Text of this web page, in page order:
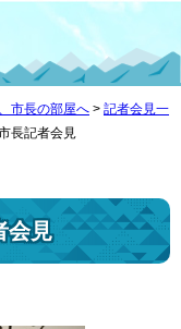
市長の部屋へ > 記者会見一
長記者会見
会見